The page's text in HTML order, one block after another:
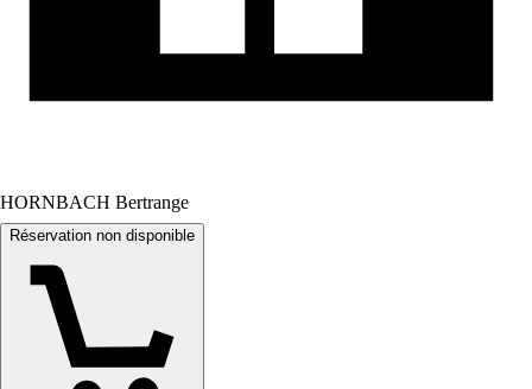
HORNBACH Bertrange
Réservation non disponible